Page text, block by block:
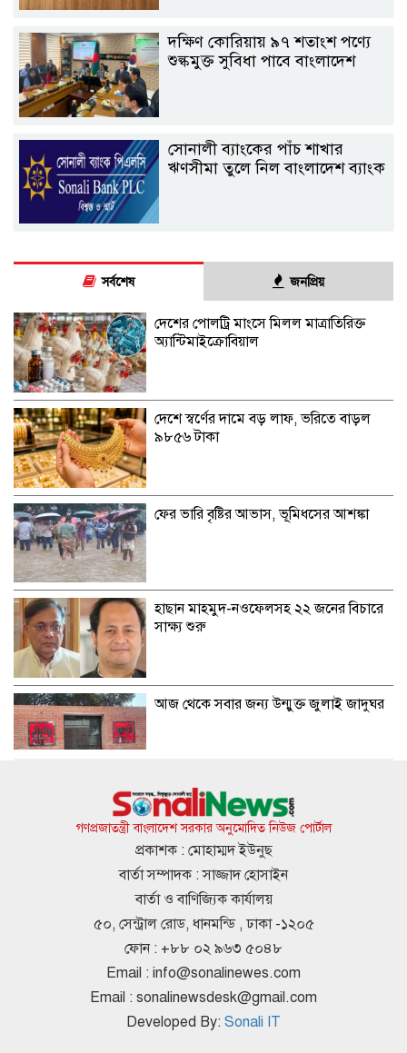
দক্ষিণ কোরিয়ায় ৯৭ শতাংশ পণ্যে
শুল্কমুক্ত সুবিধা পাবে বাংলাদেশ
সোনালী ব্যাংকের পাঁচ শাখার
ঋণসীমা তুলে নিল বাংলাদেশ ব্যাংক
সর্বশেষ জনপ্রিয়
দেশের পোলট্রি মাংসে মিলল মাত্রাতিরিক্ত
অ্যান্টিমাইক্রোবিয়াল
দেশে স্বর্ণের দামে বড় লাফ, ভরিতে বাড়ল
৯৮৫৬ টাকা
ফের ভারি বৃষ্টির আভাস, ভূমিধসের আশঙ্কা
হাছান মাহমুদ-নওফেলসহ ২২ জনের বিচারে
সাক্ষ্য শুরু
আজ থেকে সবার জন্য উন্মুক্ত জুলাই জাদুঘর
জাতীয় গ্রিডে এলএনজি সরবরাহ শুরু, কমতে
পারে গ্যাস সংকট
মেসির জোড়া গোলে মায়ামির অবিশ্বাস্য
হরমুজ প্রণালী নিয়ে সমঝোতায় পৌঁছাল
ইরান-ওমান
গণপ্রজাতন্ত্রী বাংলাদেশ সরকার অনুমোদিত নিউজ পোর্টাল
প্রকাশক : মোহাম্মদ ইউনুছ
বার্তা সম্পাদক : সাজ্জাদ হোসাইন
বার্তা ও বাণিজ্যিক কার্যালয়
৫০, সেন্ট্রাল রোড, ধানমন্ডি , ঢাকা -১২০৫
ফোন : +৮৮ ০২ ৯৬৩ ৫০৪৮
Email : info@sonalinewes.com
Email : sonalinewsdesk@gmail.com
Developed By: Sonali IT